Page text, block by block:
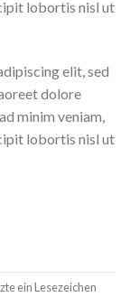
lobortis nisl ut
elit, sed
dolore
minim veniam,
lobortis nisl ut
ein Lesezeichen